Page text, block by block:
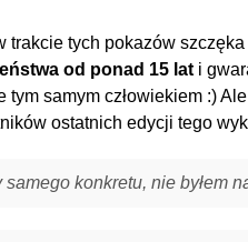
trakcie tych pokazów
od ponad 15 lat i
tym samym człowiekiem :)
ostatnich edycji tego
konkretu, nie byłem